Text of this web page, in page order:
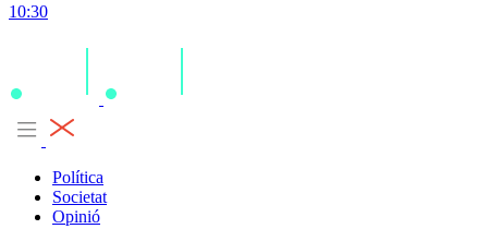
10:30
Política
Societat
Opinió